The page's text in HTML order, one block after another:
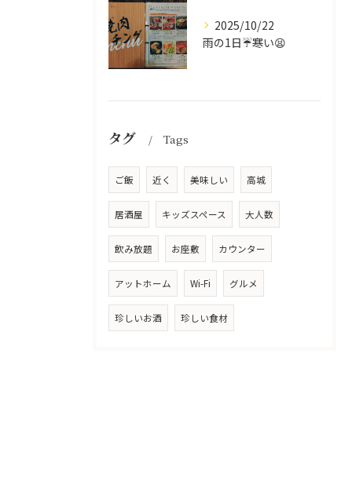
2025/10/22
雨の1日☔寒い😫
タグ Tags
ご飯 近く 美味しい 高城
居酒屋 キッズスペース 大人数
飲み放題 お座敷 カウンター
アットホーム Wi-Fi グルメ
珍しいお酒 珍しい食材